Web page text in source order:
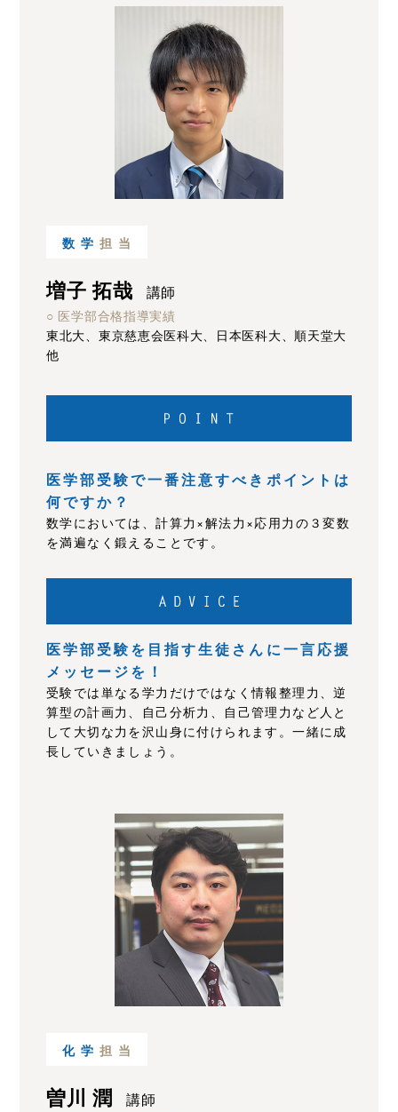
数学 担当
増子 拓哉 講師
○ 医学部合格指導実績
東北大、東京慈恵会医科大、日本医科大、順天堂大
他
医学部受験で一番注意すべきポイントは
何ですか？
数学においては、計算力×解法力×応用力の３変数
を満遍なく鍛えることです。
医学部受験を目指す生徒さんに一言応援
メッセージを！
受験では単なる学力だけではなく情報整理力、逆
算型の計画力、自己分析力、自己管理力など人と
して大切な力を沢山身に付けられます。一緒に成
長していきましょう。
化学 担当
曽川 潤 講師